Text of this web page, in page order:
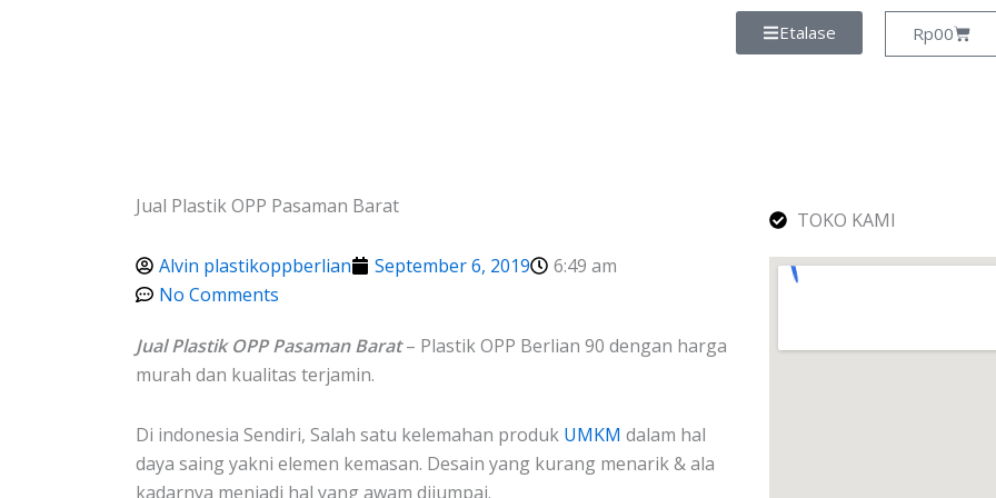
Etalase Rp00
Cart
Jual Plastik OPP Pasaman Barat
Alvin plastikoppberlian September 6, 2019
6:49 am
No Comments
Jual Plastik OPP Pasaman Barat– Plastik OPP Berlian 90 dengan harga
murah dan kualitas terjamin.
Di indonesia Sendiri, Salah satu kelemahan produk UMKM dalam hal
daya saing yakni elemen kemasan. Desain yang kurang menarik & ala
kadarnya menjadi hal yang awam dijumpai.
TOKO KAMI